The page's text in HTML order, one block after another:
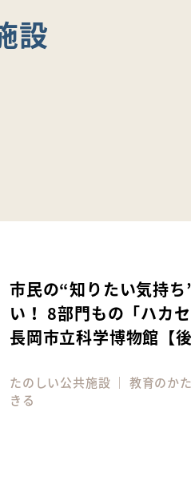
設
市民の“知りたい気持
い！ 8部門もの「ハカ
長岡市立科学博物館【後
たのしい公共施設 ｜ 教育のか
きる